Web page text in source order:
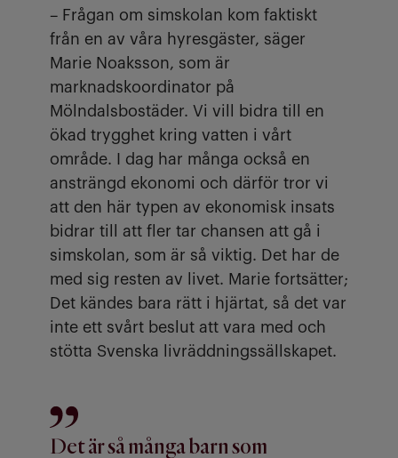
– Frågan om simskolan kom faktiskt
från en av våra hyresgäster, säger
Marie Noaksson, som är
marknadskoordinator på
Mölndalsbostäder. Vi vill bidra till en
ökad trygghet kring vatten i vårt
område. I dag har många också en
ansträngd ekonomi och därför tror vi
att den här typen av ekonomisk insats
bidrar till att fler tar chansen att gå i
simskolan, som är så viktig. Det har de
med sig resten av livet. Marie fortsätter;
Det kändes bara rätt i hjärtat, så det var
inte ett svårt beslut att vara med och
stötta Svenska livräddningssällskapet.
Det är så många barn som